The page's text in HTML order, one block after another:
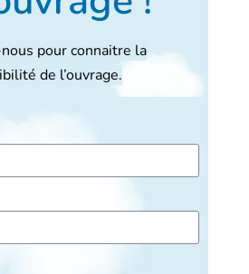
pour connaitre la
de l’ouvrage.